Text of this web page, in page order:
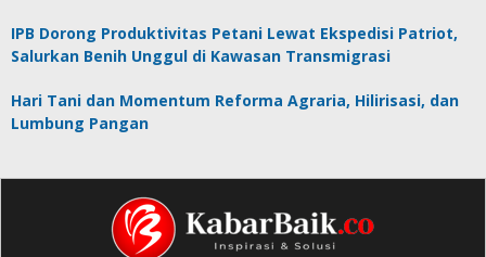
IPB Dorong Produktivitas Petani Lewat Ekspedisi Patriot,
Salurkan Benih Unggul di Kawasan Transmigrasi
Hari Tani dan Momentum Reforma Agraria, Hilirisasi, dan
Lumbung Pangan